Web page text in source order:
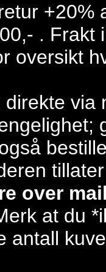
+20%
. Frakt
oversikt
over
at du
antall